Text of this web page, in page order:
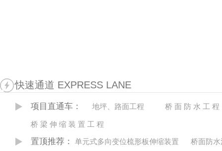
快速通道 EXPRESS LANE
项目直通车： 地坪、路面工程 桥 面 防 水 工 程
桥 梁 伸 缩 装 置 工 程
置顶推荐： 单元式多向变位梳形板伸缩装置 桥面防